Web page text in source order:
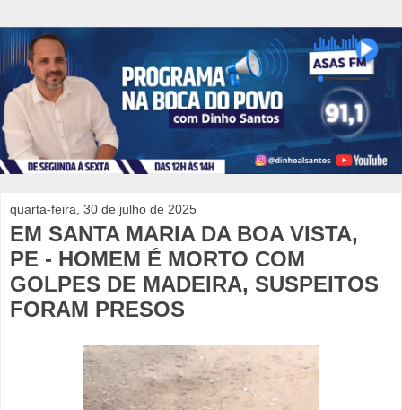
quarta-feira, 30 de julho de 2025
EM SANTA MARIA DA BOA VISTA,
PE - HOMEM É MORTO COM
GOLPES DE MADEIRA, SUSPEITOS
FORAM PRESOS